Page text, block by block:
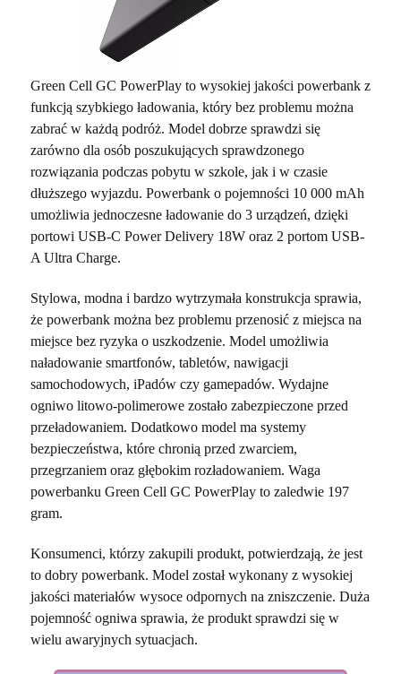
Green Cell GC PowerPlay to wysokiej jakości powerbank z
funkcją szybkiego ładowania, który bez problemu można
zabrać w każdą podróż. Model dobrze sprawdzi się
zarówno dla osób poszukujących sprawdzonego
rozwiązania podczas pobytu w szkole, jak i w czasie
dłuższego wyjazdu. Powerbank o pojemności 10 000 mAh
umożliwia jednoczesne ładowanie do 3 urządzeń, dzięki
portowi USB-C Power Delivery 18W oraz 2 portom USB-
A Ultra Charge.
Stylowa, modna i bardzo wytrzymała konstrukcja sprawia,
że powerbank można bez problemu przenosić z miejsca na
miejsce bez ryzyka o uszkodzenie. Model umożliwia
naładowanie smartfonów, tabletów, nawigacji
samochodowych, iPadów czy gamepadów. Wydajne
ogniwo litowo-polimerowe zostało zabezpieczone przed
przeładowaniem. Dodatkowo model ma systemy
bezpieczeństwa, które chronią przed zwarciem,
przegrzaniem oraz głębokim rozładowaniem. Waga
powerbanku Green Cell GC PowerPlay to zaledwie 197
gram.
Konsumenci, którzy zakupili produkt, potwierdzają, że jest
to dobry powerbank. Model został wykonany z wysokiej
jakości materiałów wysoce odpornych na zniszczenie. Duża
pojemność ogniwa sprawia, że produkt sprawdzi się w
wielu awaryjnych sytuacjach.